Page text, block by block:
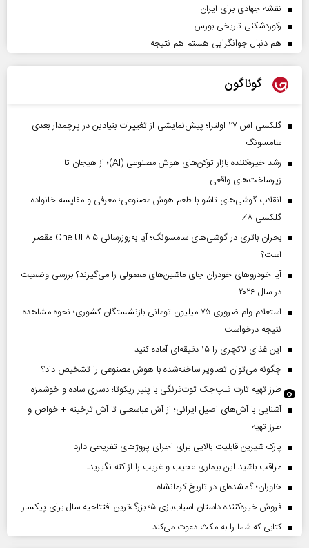
نقشه جهادی برای ایران
رکوردشکنی تاریخی بورس
هم دنبال جوانگرایی هستم هم نتیجه
گوناگون
گلکسی اس ۲۷ اولترا؛ پیش‌نمایشی از تغییرات بنیادین در پرچمدار بعدی
سامسونگ
رشد خیره‌کننده بازار توکن‌های هوش مصنوعی (AI)؛ از هیجان تا
زیرساخت‌های واقعی
انقلاب گوشی‌های تاشو‌ با طعم هوش مصنوعی؛ معرفی و مقایسه خانواده
گلکسی Z۸
بحران باتری در گوشی‌های سامسونگ؛ آیا به‌روزرسانی One UI ۸.۵ مقصر
است؟
آیا خودروهای خودران جای ماشین‌های معمولی را می‌گیرند؟ بررسی وضعیت
در سال ۲۰۲۶
استعلام وام ضروری ۷۵ میلیون تومانی بازنشستگان کشوری؛ نحوه مشاهده
نتیجه درخواست
این غذای لاکچری را ۱۵ دقیقه‌ای آماده کنید
چگونه می‌توان تصاویر ساخته‌شده با هوش مصنوعی را تشخیص داد؟
طرز تهیه تارت فلپ‌جک توت‌فرنگی با پنیر ریکوتا؛ دسری ساده و خوشمزه
آشنایی با آش‌های اصیل ایرانی؛ از آش عباسعلی تا آش ترخینه + خواص و
طرز تهیه
پارک شیرین قابلیت‌ بالایی برای اجرای پروژهای تفریحی دارد
مراقب باشید این بیماری عجیب و غریب را از کنه نگیرید!
خاوران؛ گمشده‌ای در تاریخ کرمانشاه
فروش خیره‌کننده داستان اسباب‌بازی ۵؛ بزرگ‌ترین افتتاحیه سال برای پیکسار
کتابی که شما را به مکث دعوت می‌کند